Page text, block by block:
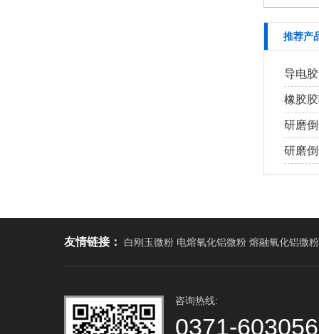
推荐产
导电
橡胶
研磨
研磨
友情链接： 白刚玉微粉 电熔氧化铝微粉 熔融氧化铝微粉
咨询热线:
0371-